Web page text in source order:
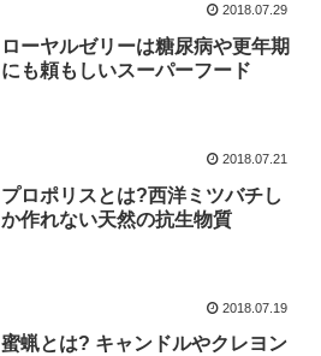
2018.07.29
ローヤルゼリーは糖尿病や更年期
にも頼もしいスーパーフード
2018.07.21
プロポリスとは?西洋ミツバチし
か作れない天然の抗生物質
2018.07.19
蜜蝋とは? キャンドルやクレヨン